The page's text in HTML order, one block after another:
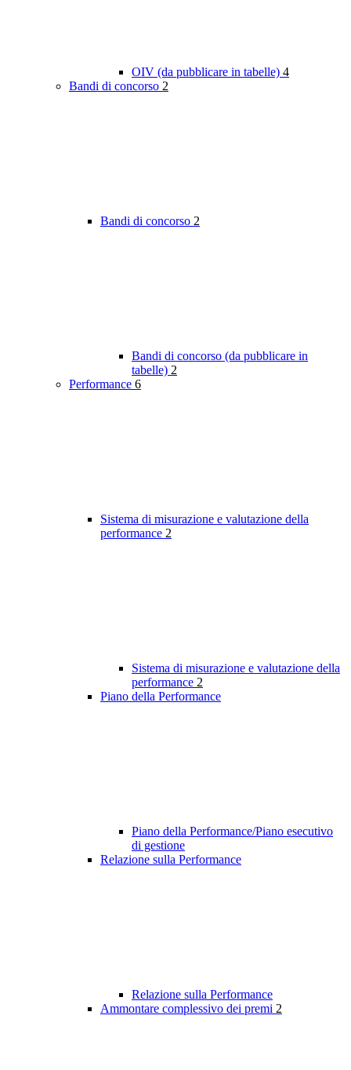
OIV (da pubblicare in tabelle) 4
Bandi di concorso 2
Bandi di concorso 2
Bandi di concorso (da pubblicare in
tabelle) 2
Performance 6
Sistema di misurazione e valutazione della
performance 2
Sistema di misurazione e valutazione della
performance 2
Piano della Performance
Piano della Performance/Piano esecutivo
di gestione
Relazione sulla Performance
Relazione sulla Performance
Ammontare complessivo dei premi 2